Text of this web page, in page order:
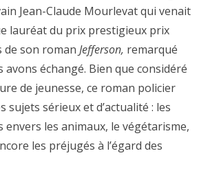
Jean-Claude Mourlevat qui venait
lauréat du prix prestigieux prix
de son roman Jefferson, remarqué
échangé. Bien que considéré
de jeunesse, ce roman policier
sujets sérieux et d’actualité : les
les animaux, le végétarisme,
les préjugés à l’égard des